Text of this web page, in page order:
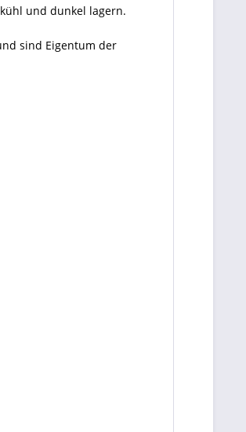
und dunkel lagern.
sind Eigentum der